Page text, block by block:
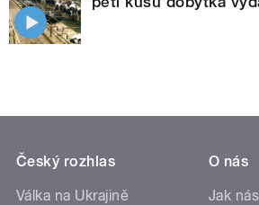
Český rozhlas
Válka na Ukrajině
O nás
Jak